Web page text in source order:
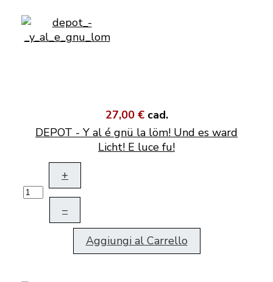
27,00 € cad.
DEPOT - Y al é gnü la löm! Und es ward
Licht! E luce fu!
+
–
Aggiungi al Carrello